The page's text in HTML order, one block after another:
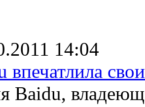
14:04
впечатлила
Baidu,